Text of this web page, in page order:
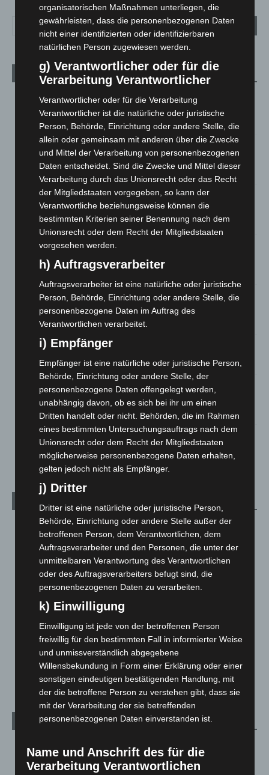
Aktuelle Beiträge
Niedersachsen: Feuerwehrkräfte kehren nach
Waldbrandeinsatz aus Spanien zurück
7. August 2026
Hannover: Erste Tigermücken-Population in Niedersachsen
entdeckt
Brand im „Haus der Begegnung“ in Neuwarmbüchen schnell
eingedämmt
6. August 2026
Region Hannover: 21 neue Notfallsanitäter starten beim
Roten Kreuz
5. August 2026
Mann läuft mit Hockeyschläger über A7 – Polizei sucht
Zeugen
5. August 2026
Celle: Mensch stirbt bei Bagger-Unfall auf Baustelle
5. August 2026
Gasleitung bei McDonald’s-Umbau in Langenhagen
beschädigt
5. August 2026
Anklage nach Abschaltung von „Archetyp Market“ erhoben
3. August 2026
Blaulicht
2.799
Corona-News
712
Hannover und Region
5.037
Langenhagen und Ortsteile
Leserbriefe
Über uns
Veranstaltungen
1.270
Archiv
August 2026(12)
Juli 2026(73)
organisatorischen Maßnahmen unterliegen, die
gewährleisten, dass die personenbezogenen Daten
nicht einer identifizierten oder identifizierbaren
natürlichen Person zugewiesen werden.
g) Verantwortlicher oder für die
Verarbeitung Verantwortlicher
Verantwortlicher oder für die Verarbeitung
Verantwortlicher ist die natürliche oder juristische
Person, Behörde, Einrichtung oder andere Stelle, die
allein oder gemeinsam mit anderen über die Zwecke
und Mittel der Verarbeitung von personenbezogenen
Daten entscheidet. Sind die Zwecke und Mittel dieser
Verarbeitung durch das Unionsrecht oder das Recht
der Mitgliedstaaten vorgegeben, so kann der
Verantwortliche beziehungsweise können die
bestimmten Kriterien seiner Benennung nach dem
Unionsrecht oder dem Recht der Mitgliedstaaten
vorgesehen werden.
h) Auftragsverarbeiter
Auftragsverarbeiter ist eine natürliche oder juristische
Person, Behörde, Einrichtung oder andere Stelle, die
personenbezogene Daten im Auftrag des
Verantwortlichen verarbeitet.
i) Empfänger
Empfänger ist eine natürliche oder juristische Person,
Behörde, Einrichtung oder andere Stelle, der
personenbezogene Daten offengelegt werden,
unabhängig davon, ob es sich bei ihr um einen
Dritten handelt oder nicht. Behörden, die im Rahmen
eines bestimmten Untersuchungsauftrags nach dem
Unionsrecht oder dem Recht der Mitgliedstaaten
möglicherweise personenbezogene Daten erhalten,
gelten jedoch nicht als Empfänger.
j) Dritter
Dritter ist eine natürliche oder juristische Person,
Behörde, Einrichtung oder andere Stelle außer der
betroffenen Person, dem Verantwortlichen, dem
Auftragsverarbeiter und den Personen, die unter der
unmittelbaren Verantwortung des Verantwortlichen
oder des Auftragsverarbeiters befugt sind, die
personenbezogenen Daten zu verarbeiten.
k) Einwilligung
Einwilligung ist jede von der betroffenen Person
freiwillig für den bestimmten Fall in informierter Weise
und unmissverständlich abgegebene
Willensbekundung in Form einer Erklärung oder einer
sonstigen eindeutigen bestätigenden Handlung, mit
der die betroffene Person zu verstehen gibt, dass sie
mit der Verarbeitung der sie betreffenden
personenbezogenen Daten einverstanden ist.
Name und Anschrift des für die
Verarbeitung Verantwortlichen